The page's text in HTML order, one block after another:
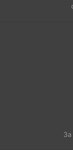
За